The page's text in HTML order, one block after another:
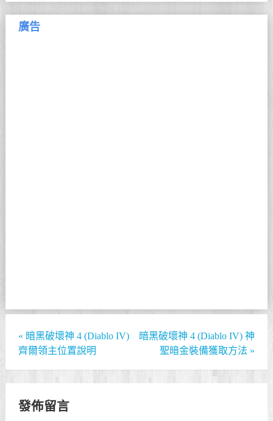
廣告
« 暗黑破壞神 4 (Diablo IV)
齊爾領主位置說明
暗黑破壞神 4 (Diablo IV) 神
聖暗金裝備獲取方法 »
發佈留言